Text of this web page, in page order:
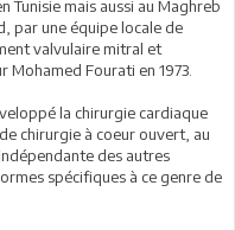
Tunisie mais aussi au Maghreb
par une équipe locale de
valvulaire mitral et
Fourati en 1973.
la chirurgie cardiaque
chirurgie à coeur ouvert, au
des autres
spécifiques à ce genre de